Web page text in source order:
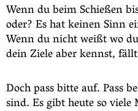
Wenn du beim Schießen
oder? Es hat keinen Sinn
Wenn du nicht weißt wo
dein Ziele aber kennst,
Doch pass bitte auf. Pass
sind. Es gibt heute so